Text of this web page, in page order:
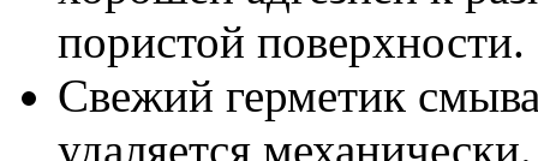
пористой поверхности.
Свежий герметик
удаляется механически.